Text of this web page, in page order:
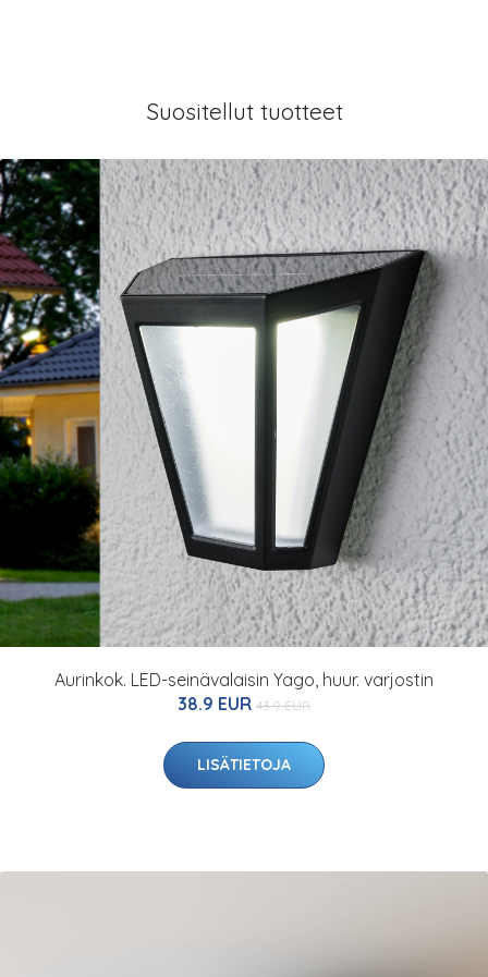
Suositellut tuotteet
Aurinkok. LED-seinävalaisin Yago, huur. varjostin
38.9 EUR 43.9 EUR
LISÄTIETOJA